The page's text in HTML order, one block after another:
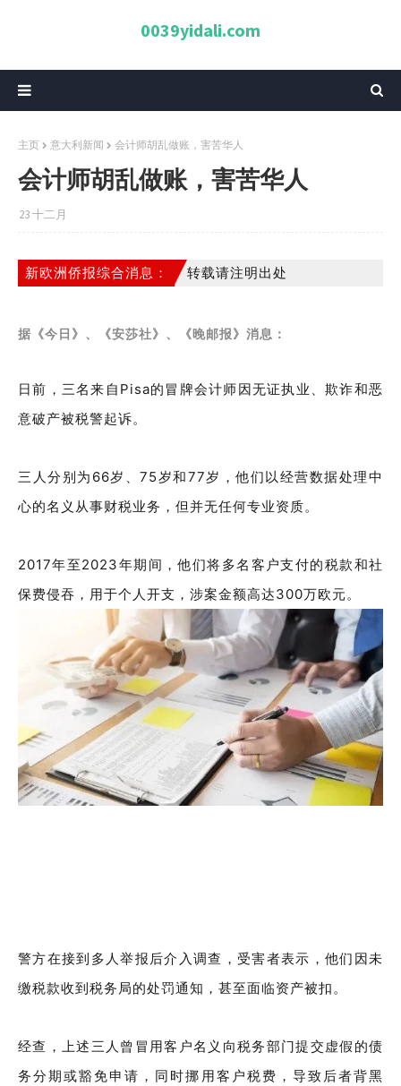
0039yidali.com
主页 意大利新闻 会计师胡乱做账，害苦华人
会计师胡乱做账，害苦华人
23 十二月
新欧洲侨报综合消息： 转载请注明出处
据《今日》、《安莎社》、《晚邮报》消息：
日前，三名来自Pisa的冒牌会计师因无证执业、欺诈和恶
意破产被税警起诉。
三人分别为66岁、75岁和77岁，他们以经营数据处理中
心的名义从事财税业务，但并无任何专业资质。
2017年至2023年期间，他们将多名客户支付的税款和社
保费侵吞，用于个人开支，涉案金额高达300万欧元。
警方在接到多人举报后介入调查，受害者表示，他们因未
缴税款收到税务局的处罚通知，甚至面临资产被扣。
经查，上述三人曾冒用客户名义向税务部门提交虚假的债
务分期或豁免申请，同时挪用客户税费，导致后者背黑